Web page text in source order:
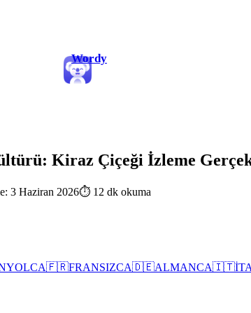
Wordy
Kiraz Çiçeği İzleme
3 Haziran 2026⏱ 12 dk okuma
🇫🇷FRANSIZCA🇩🇪ALMANCA🇮🇹